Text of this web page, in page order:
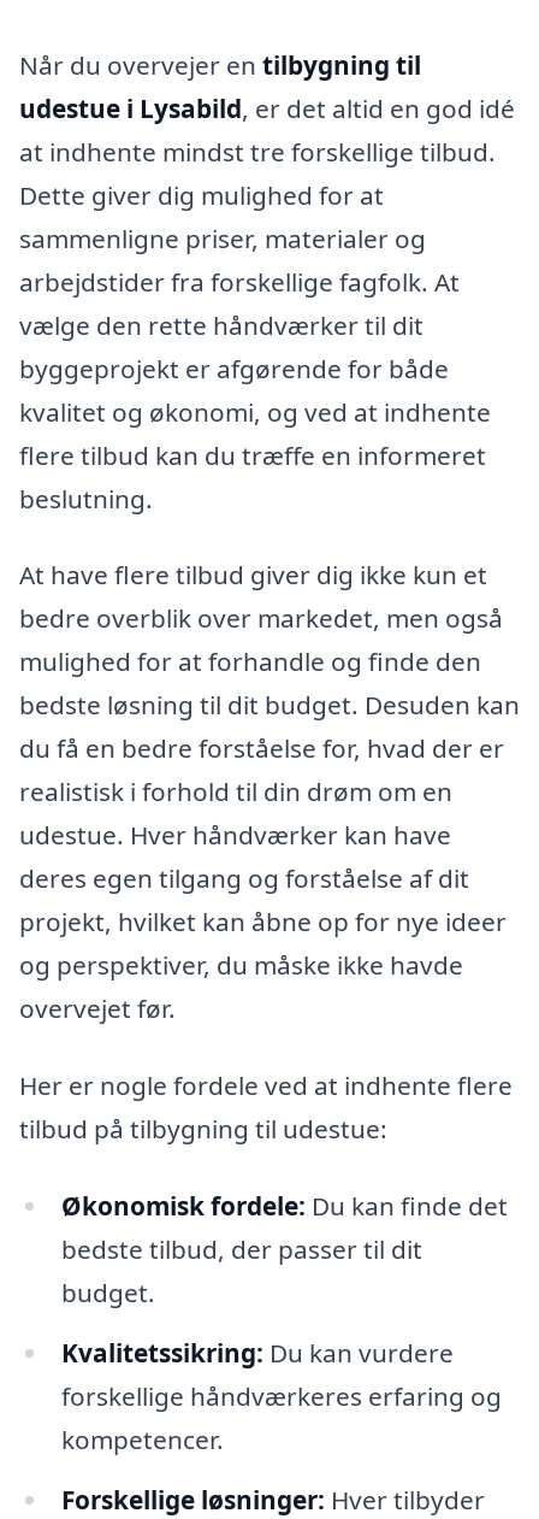
Når du overvejer en tilbygning til
udestue i Lysabild, er det altid en god idé
at indhente mindst tre forskellige tilbud.
Dette giver dig mulighed for at
sammenligne priser, materialer og
arbejdstider fra forskellige fagfolk. At
vælge den rette håndværker til dit
byggeprojekt er afgørende for både
kvalitet og økonomi, og ved at indhente
flere tilbud kan du træffe en informeret
beslutning.
At have flere tilbud giver dig ikke kun et
bedre overblik over markedet, men også
mulighed for at forhandle og finde den
bedste løsning til dit budget. Desuden kan
du få en bedre forståelse for, hvad der er
realistisk i forhold til din drøm om en
udestue. Hver håndværker kan have
deres egen tilgang og forståelse af dit
projekt, hvilket kan åbne op for nye ideer
og perspektiver, du måske ikke havde
overvejet før.
Her er nogle fordele ved at indhente flere
tilbud på tilbygning til udestue:
Økonomisk fordele: Du kan finde det
bedste tilbud, der passer til dit
budget.
Kvalitetssikring: Du kan vurdere
forskellige håndværkeres erfaring og
kompetencer.
Forskellige løsninger: Hver tilbyder